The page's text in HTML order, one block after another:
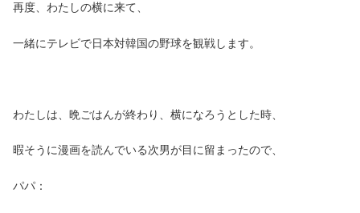
再度、わたしの横に来て、
一緒にテレビで日本対韓国の野球を観戦します。
わたしは、晩ごはんが終わり、横になろうとした時、
暇そうに漫画を読んでいる次男が目に留まったので、
パパ：